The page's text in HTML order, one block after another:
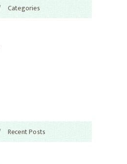
Categories
Recent Posts